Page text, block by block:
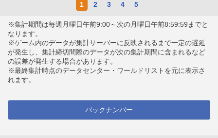
1 2 3 4 5
※集計期間は毎週月曜日午前9:00～次の月曜日午前8:59:59までと
なります。
※ゲーム内のデータが集計サーバーに反映されるまで一定の遅延
が発生し、集計締切間際のデータが次の集計期間に含まれるなど
の誤差が発生する場合があります。
※最終集計時点のデータセンター・ワールドリストを元に表示さ
れます。
バックナンバー